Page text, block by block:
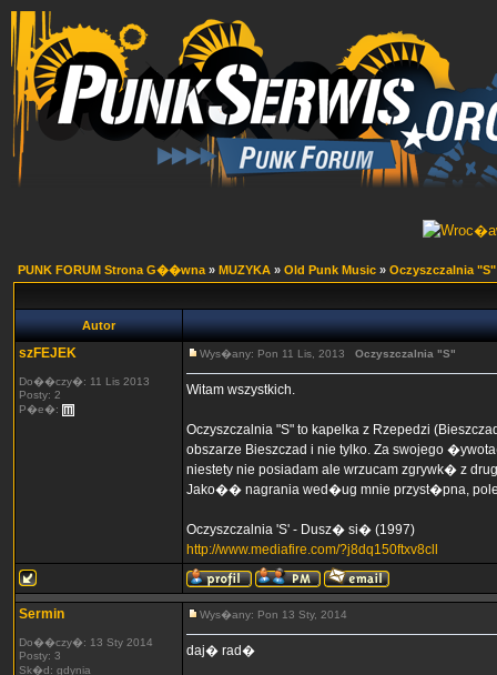
PUNK FORUM Strona G��wna » MUZYKA » Old Punk Music » Oczyszczalnia "S"
Autor
szFEJEK
Do��czy�: 11 Lis 2013
Posty: 2
P�e�:
Wys�any: Pon 11 Lis, 2013 Oczyszczalnia "S"
Witam wszystkich.
Oczyszczalnia "S" to kapelka z Rzepedzi
obszarze Bieszczad i nie tylko. Za swojego
niestety nie posiadam ale wrzucam zgrywk� z
Jako�� nagrania wed�ug mnie przyst�pna,
Oczyszczalnia 'S' - Dusz� si� (1997)
http://www.mediafire.com/?j8dq150ftxv8cll
Sermin
Do��czy�: 13 Sty 2014
Posty: 3
Sk�d: gdynia
Wys�any: Pon 13 Sty, 2014
daj� rad�